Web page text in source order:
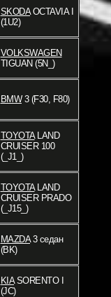
SKODAOCTAVIA I
(1U2)
VOLKSWAGEN
TIGUAN (5N_)
BMW3 (F30, F80)
TOYOTALAND
CRUISER 100
(_J1_)
TOYOTALAND
CRUISER PRADO
(_J15_)
MAZDA3 седан
(BK)
KIASORENTO I
(JC)